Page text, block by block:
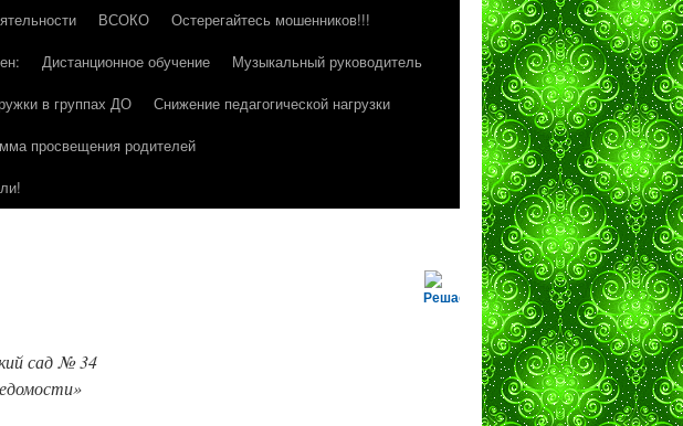
ВСОКО
Остерегайтесь мошенников!!!
Дистанционное обучение
Музыкальный руководитель
в группах ДО
Снижение педагогической нагрузки
просвещения родителей
сад № 34
Решаем вместе